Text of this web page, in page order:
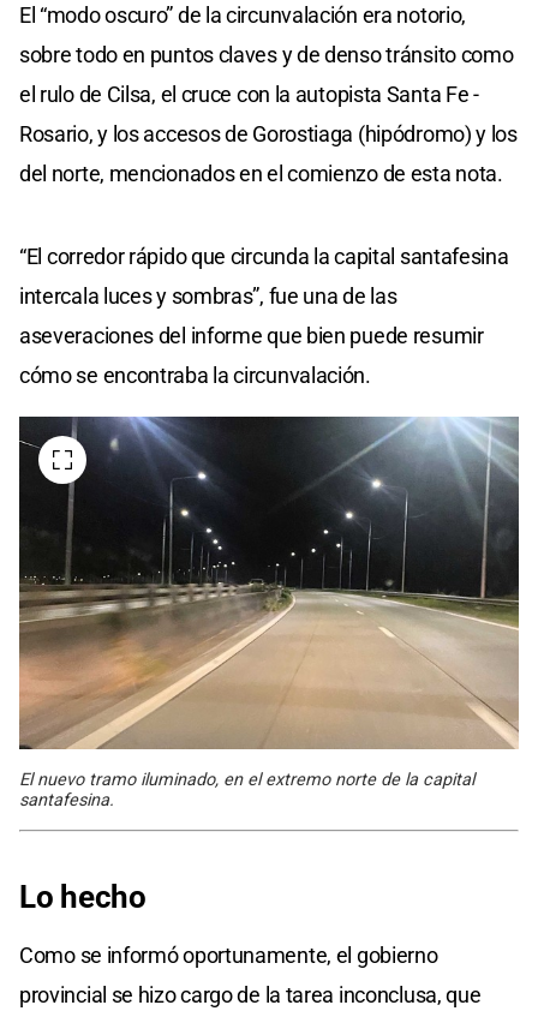
El “modo oscuro” de la circunvalación era notorio,
sobre todo en puntos claves y de denso tránsito como
el rulo de Cilsa, el cruce con la autopista Santa Fe -
Rosario, y los accesos de Gorostiaga (hipódromo) y los
del norte, mencionados en el comienzo de esta nota.
“El corredor rápido que circunda la capital santafesina
intercala luces y sombras”, fue una de las
aseveraciones del informe que bien puede resumir
cómo se encontraba la circunvalación.
El nuevo tramo iluminado, en el extremo norte de la capital
santafesina.
Lo hecho
Como se informó oportunamente, el gobierno
provincial se hizo cargo de la tarea inconclusa, que